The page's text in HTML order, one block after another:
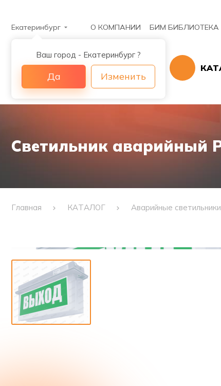
Екатеринбург
Ваш город - Екатеринбург ?
Да Изменить
О КОМПАНИИ БИМ БИБЛИОТЕКА
Светильник аварийный
Главная КАТАЛОГ Аварийные светильники